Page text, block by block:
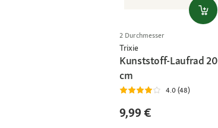
2 Durchmesser
Trixie
Kunststoff-Laufrad 20
cm
4.0 (48)
9,99 €